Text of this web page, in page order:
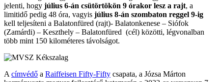
jelenti, hogy július 6-án csütörtökön 9 órakor lesz a rajt, a
limitidő pedig 48 óra, vagyis július 8-án szombaton reggel 9-ig
kell teljesíteni a Balatonfüred (rajt)- Balatonkenese – Siófok
(Zamárdi) – Keszthely – Balatonfüred (cél) közötti, légvonalban
több mint 150 kilométeres távolságot.
Acímvédő a Raiffeisen Fifty-Fifty csapata, a Józsa Márton